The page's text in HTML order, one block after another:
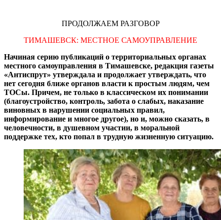
ПРОДОЛЖАЕМ РАЗГОВОР
ТИМАШЕВСК: МЕСТНОЕ САМОУПРАВЛЕНИЕ
Начиная серию публикаций о территориальных органах
местного самоуправления в Тимашевске, редакция газеты
«Антиспрут» утверждала и продолжает утверждать, что
нет сегодня ближе органов власти к простым людям, чем
ТОСы. Причем, не только в классическом их понимании
(благоустройство, контроль, забота о слабых, наказание
виновных в нарушении социальных правил,
информирование и многое другое), но и, можно сказать, в
человечности, в душевном участии, в моральной
поддержке тех, кто попал в трудную жизненную ситуацию.